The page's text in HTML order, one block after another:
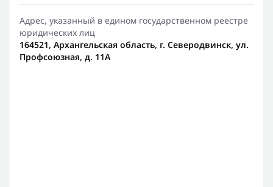
Адрес, указанный в едином государственном реестре
юридических лиц
164521, Архангельская область, г. Северодвинск, ул.
Профсоюзная, д. 11А